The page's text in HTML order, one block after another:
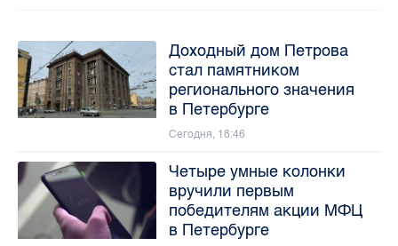
Доходный дом Петрова
стал памятником
регионального значения
в Петербурге
Сегодня, 18:46
Четыре умные колонки
вручили первым
победителям акции МФЦ
в Петербурге